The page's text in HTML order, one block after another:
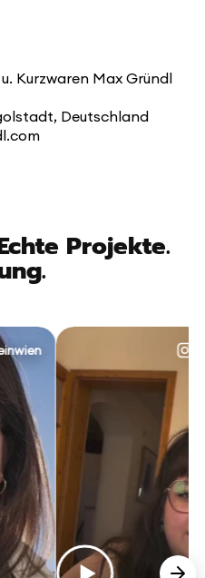
Kurzwaren Max Gründl
Deutschland
Projekte.